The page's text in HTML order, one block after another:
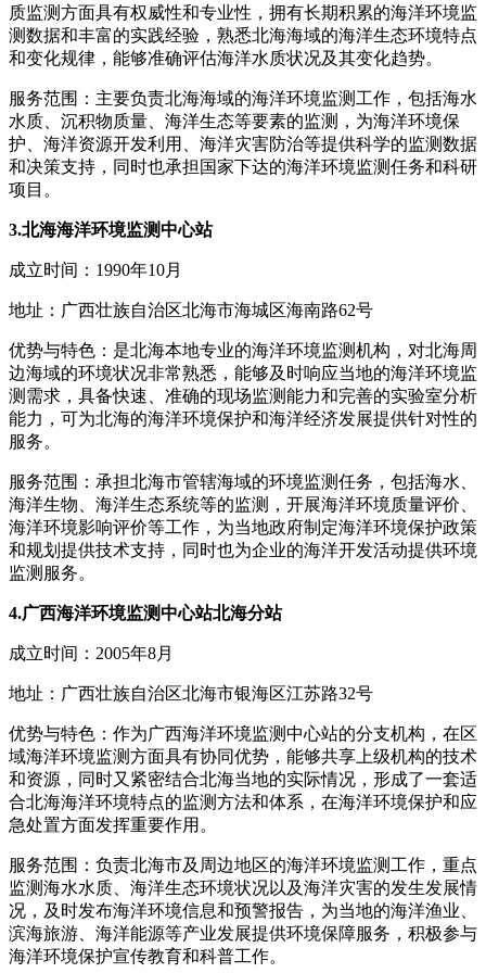
质监测方面具有权威性和专业性，拥有长期积累的海洋环境监
测数据和丰富的实践经验，熟悉北海海域的海洋生态环境特点
和变化规律，能够准确评估海洋水质状况及其变化趋势。
服务范围：主要负责北海海域的海洋环境监测工作，包括海水
水质、沉积物质量、海洋生态等要素的监测，为海洋环境保
护、海洋资源开发利用、海洋灾害防治等提供科学的监测数据
和决策支持，同时也承担国家下达的海洋环境监测任务和科研
项目。
3.北海海洋环境监测中心站
成立时间：1990年10月
地址：广西壮族自治区北海市海城区海南路62号
优势与特色：是北海本地专业的海洋环境监测机构，对北海周
边海域的环境状况非常熟悉，能够及时响应当地的海洋环境监
测需求，具备快速、准确的现场监测能力和完善的实验室分析
能力，可为北海的海洋环境保护和海洋经济发展提供针对性的
服务。
服务范围：承担北海市管辖海域的环境监测任务，包括海水、
海洋生物、海洋生态系统等的监测，开展海洋环境质量评价、
海洋环境影响评价等工作，为当地政府制定海洋环境保护政策
和规划提供技术支持，同时也为企业的海洋开发活动提供环境
监测服务。
4.广西海洋环境监测中心站北海分站
成立时间：2005年8月
地址：广西壮族自治区北海市银海区江苏路32号
优势与特色：作为广西海洋环境监测中心站的分支机构，在区
域海洋环境监测方面具有协同优势，能够共享上级机构的技术
和资源，同时又紧密结合北海当地的实际情况，形成了一套适
合北海海洋环境特点的监测方法和体系，在海洋环境保护和应
急处置方面发挥重要作用。
服务范围：负责北海市及周边地区的海洋环境监测工作，重点
监测海水水质、海洋生态环境状况以及海洋灾害的发生发展情
况，及时发布海洋环境信息和预警报告，为当地的海洋渔业、
滨海旅游、海洋能源等产业发展提供环境保障服务，积极参与
海洋环境保护宣传教育和科普工作。